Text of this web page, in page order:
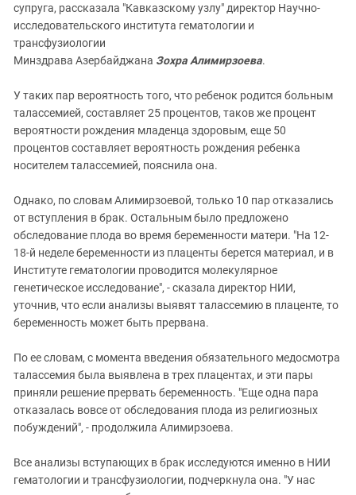
супруга, рассказала "Кавказскому узлу" директор Научно-
исследовательского института гематологии и
трансфузиологии
Минздрава Азербайджана Зохра Алимирзоева.
У таких пар вероятность того, что ребенок родится больным
талассемией, составляет 25 процентов, таков же процент
вероятности рождения младенца здоровым, еще 50
процентов составляет вероятность рождения ребенка
носителем талассемией, пояснила она.
Однако, по словам Алимирзоевой, только 10 пар отказались
от вступления в брак. Остальным было предложено
обследование плода во время беременности матери. "На 12-
18-й неделе беременности из плаценты берется материал, и в
Институте гематологии проводится молекулярное
генетическое исследование", - сказала директор НИИ,
уточнив, что если анализы выявят талассемию в плаценте, то
беременность может быть прервана.
По ее словам, с момента введения обязательного медосмотра
талассемия была выявлена в трех плацентах, и эти пары
приняли решение прервать беременность. "Еще одна пара
отказалась вовсе от обследования плода из религиозных
побуждений", - продолжила Алимирзоева.
Все анализы вступающих в брак исследуются именно в НИИ
гематологии и трансфузиологии, подчеркнула она. "У нас